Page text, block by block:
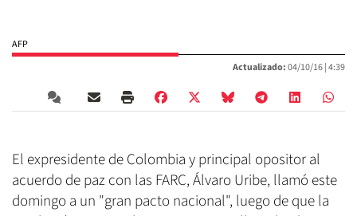
AFP
Actualizado:04/10/16 |4:39
El expresidente de Colombia y principal opositor al
acuerdo de paz con las FARC, Álvaro Uribe, llamó este
domingo a un "gran pacto nacional", luego de que la